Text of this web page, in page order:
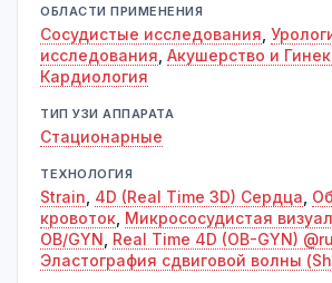
ОБЛАСТИ ПРИМЕНЕНИЯ
Сосудистые исследования
исследования Акушерство и
Кардиология
ТИП УЗИ АППАРАТА
Стационарные
ТЕХНОЛОГИЯ
Strain 4D (Real Time 3D) Сердца
кровоток Микрососудистая
OB/GYN Real Time 4D (OB-GYN) @ru
Эластография сдвиговой волны